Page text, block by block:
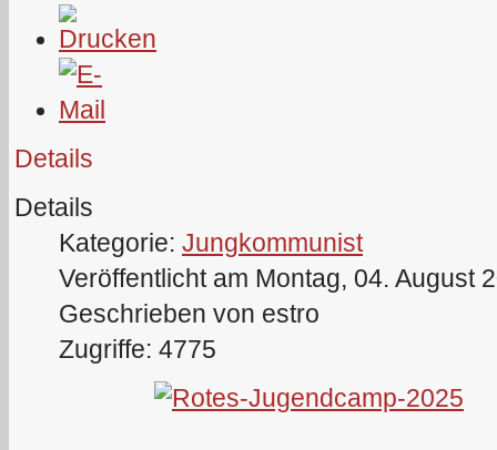
Details
Details
Kategorie: Jungkommunist
Veröffentlicht am Montag, 04. August
Geschrieben von estro
Zugriffe: 4775